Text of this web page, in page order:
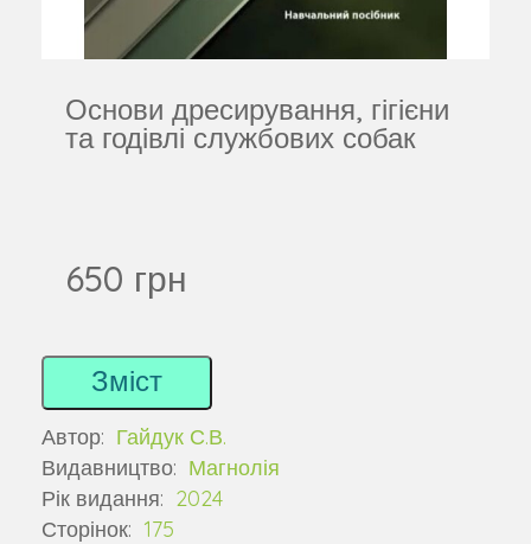
Основи дресирування, гігієни
та годівлі службових собак
650 грн
Зміст
Автор: Гайдук С.В.
Видавництво: Магнолія
Рік видання: 2024
Сторінок: 175